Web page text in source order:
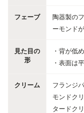
フェーブ
陶器製の
ーモンド
見た目の
形
・背が低め
・表面は
クリーム
フランジ
モンドク
タードク